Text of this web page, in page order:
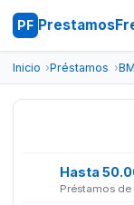
PF
Inicio Préstamos
Hasta
Préstamos de